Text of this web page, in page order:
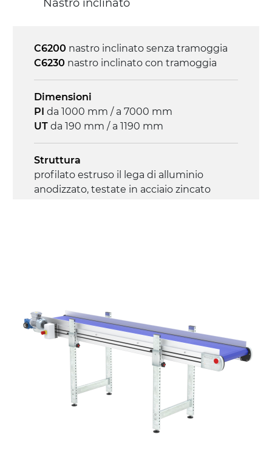
on/off, E-Stop, protezione termica motore
Nastro inclinato
C6200 nastro inclinato senza tramoggia
C6230 nastro inclinato con tramoggia
Dimensioni
PI da 1000 mm / a 7000 mm
UT da 190 mm / a 1190 mm
Struttura
profilato estruso il lega di alluminio
anodizzato, testate in acciaio zincato
alluminio pressofuso, gambe in tubolare
in metallo zincato, ruote pivottanti
con/senza freno (2+2)
Tappeto
PVC superficie quadrangolare verde
petrolio